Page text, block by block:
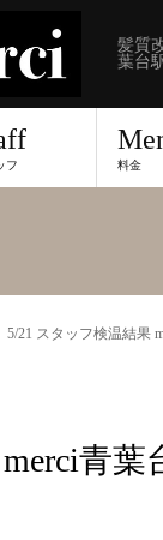
髪質
葉台
フ 料金
5/21 スタッフ検温結果
青葉